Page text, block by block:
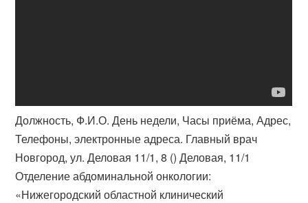
Должность, Ф.И.О. День недели, Часы приёма, Адрес,
Телефоны, электронные адреса. Главный врач
Новгород, ул. Деловая 11/1, 8 () Деловая, 11/1
Отделение абдоминальной онкологии:
«Нижегородский областной клинический